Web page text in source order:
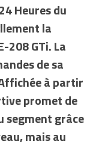
Heures du
la
208 GTi. La
de sa
à partir
promet de
segment grâce
mais au